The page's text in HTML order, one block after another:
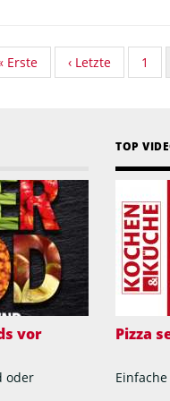
Erste
Vorherige
Seite
‹ Letzte 1
vor
oder
TOP
Pizza